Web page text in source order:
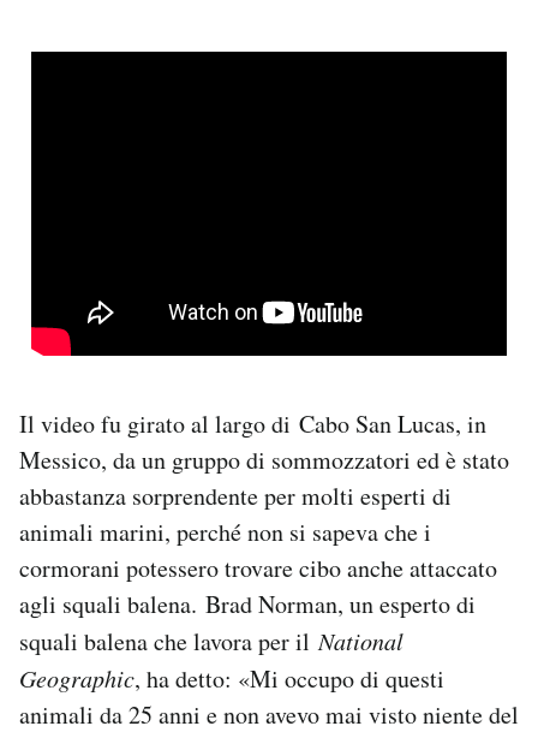
Il video fu girato al largo di Cabo San Lucas, in
Messico, da un gruppo di sommozzatori ed è stato
abbastanza sorprendente per molti esperti di
animali marini, perché non si sapeva che i
cormorani potessero trovare cibo anche attaccato
agli squali balena. Brad Norman, un esperto di
squali balena che lavora per ilNational
Geographic, ha detto: «Mi occupo di questi
animali da 25 anni e non avevo mai visto niente del